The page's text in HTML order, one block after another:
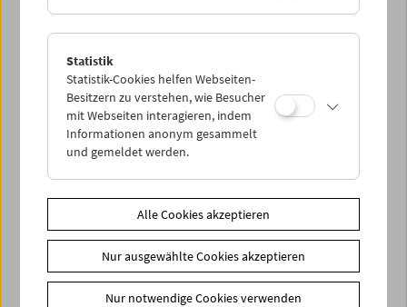
So 7.2.
PROGRAMM ÜBERBLICK
Statistik
Statistik-Cookies helfen Webseiten-
Besitzern zu verstehen, wie Besucher
mit Webseiten interagieren, indem
Informationen anonym gesammelt
und gemeldet werden.
Alle Cookies akzeptieren
Nur ausgewählte Cookies akzeptieren
Nur notwendige Cookies verwenden